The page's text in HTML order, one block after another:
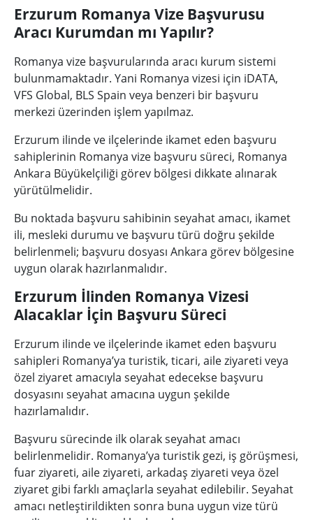
Erzurum Romanya Vize Başvurusu
Aracı Kurumdan mı Yapılır?
Romanya vize başvurularında aracı kurum sistemi
bulunmamaktadır. Yani Romanya vizesi için iDATA,
VFS Global, BLS Spain veya benzeri bir başvuru
merkezi üzerinden işlem yapılmaz.
Erzurum ilinde ve ilçelerinde ikamet eden başvuru
sahiplerinin Romanya vize başvuru süreci, Romanya
Ankara Büyükelçiliği görev bölgesi dikkate alınarak
yürütülmelidir.
Bu noktada başvuru sahibinin seyahat amacı, ikamet
ili, mesleki durumu ve başvuru türü doğru şekilde
belirlenmeli; başvuru dosyası Ankara görev bölgesine
uygun olarak hazırlanmalıdır.
Erzurum İlinden Romanya Vizesi
Alacaklar İçin Başvuru Süreci
Erzurum ilinde ve ilçelerinde ikamet eden başvuru
sahipleri Romanya’ya turistik, ticari, aile ziyareti veya
özel ziyaret amacıyla seyahat edecekse başvuru
dosyasını seyahat amacına uygun şekilde
hazırlamalıdır.
Başvuru sürecinde ilk olarak seyahat amacı
belirlenmelidir. Romanya’ya turistik gezi, iş görüşmesi,
fuar ziyareti, aile ziyareti, arkadaş ziyareti veya özel
ziyaret gibi farklı amaçlarla seyahat edilebilir. Seyahat
amacı netleştirildikten sonra buna uygun vize türü